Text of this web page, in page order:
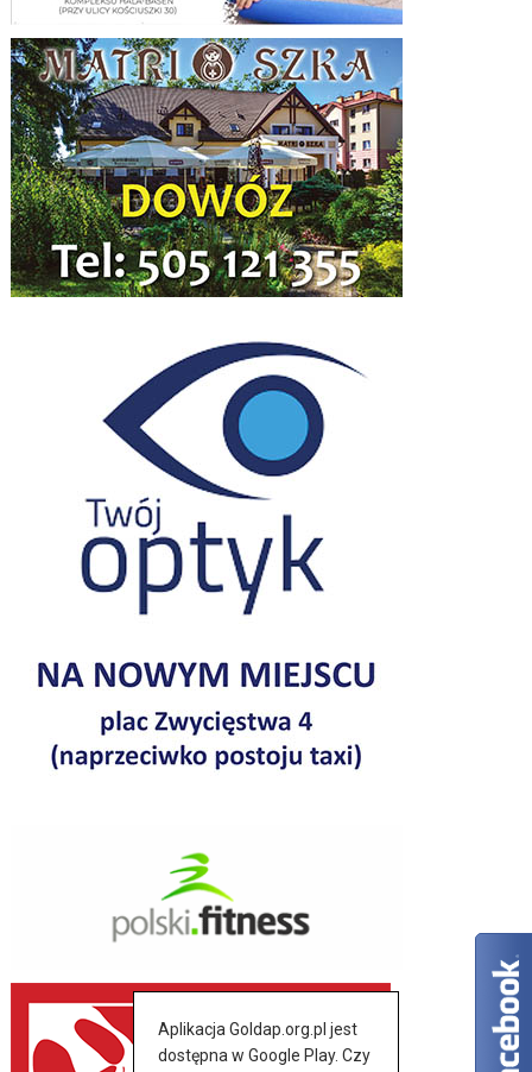
Aplikacja Goldap.org.pl jest
dostępna w Google Play. Czy